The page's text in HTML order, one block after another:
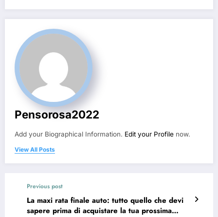
Pensorosa2022
Add your Biographical Information. Edit your Profile now.
View All Posts
Previous post
La maxi rata finale auto: tutto quello che devi
sapere prima di acquistare la tua prossima